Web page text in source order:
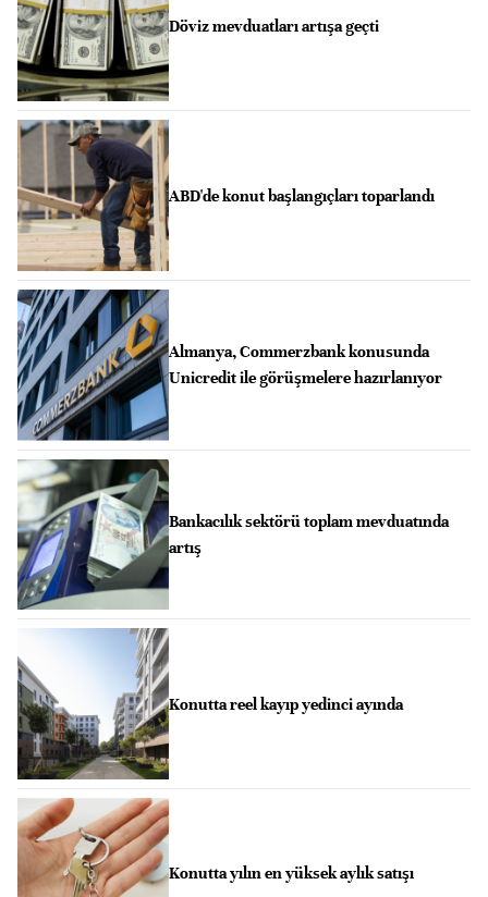
Döviz mevduatları artışa geçti
ABD'de konut başlangıçları toparlandı
Almanya, Commerzbank konusunda
Unicredit ile görüşmelere hazırlanıyor
Bankacılık sektörü toplam mevduatında
artış
Konutta reel kayıp yedinci ayında
Konutta yılın en yüksek aylık satışı